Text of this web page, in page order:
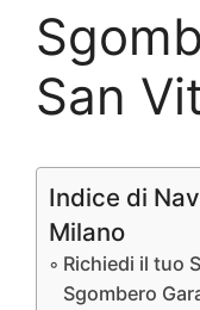
San
Indice di
Milano
Richiedi il tuo
Sgombero